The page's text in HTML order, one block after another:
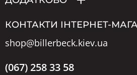
КОНТАКТИ ІНТЕРНЕТ-
shop@billerbeck.kiev.ua
(067) 258 33 58